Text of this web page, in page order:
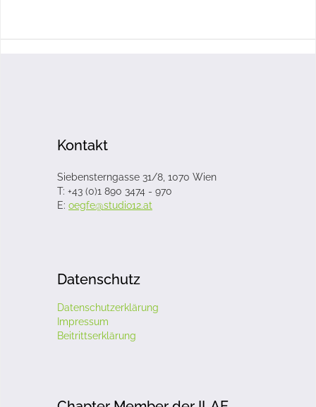
Kontakt
Siebensterngasse 31/8, 1070 Wien
T: +43 (0)1 890 3474 - 970
E: oegfe@studio12.at
Datenschutz
Datenschutzerklärung
Impressum
Beitrittserklärung